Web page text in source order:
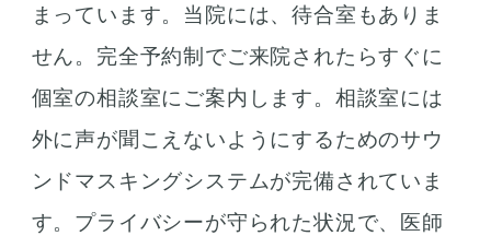
まっています。当院には、待合室もありま
せん。完全予約制でご来院されたらすぐに
個室の相談室にご案内します。相談室には
外に声が聞こえないようにするためのサウ
ンドマスキングシステムが完備されていま
す。プライバシーが守られた状況で、医師